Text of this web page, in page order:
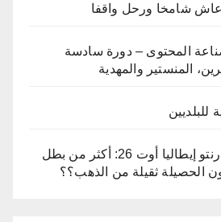
شامخا ورحل واقفا
المحتوى – دورة سادسة
المنستير والمهدية
للبلديين
الألعاب المتوسطية تارنتو إيطاليا أوت 26: أكثر من بطل
الحصيلة ثقيلة من الذهب؟؟